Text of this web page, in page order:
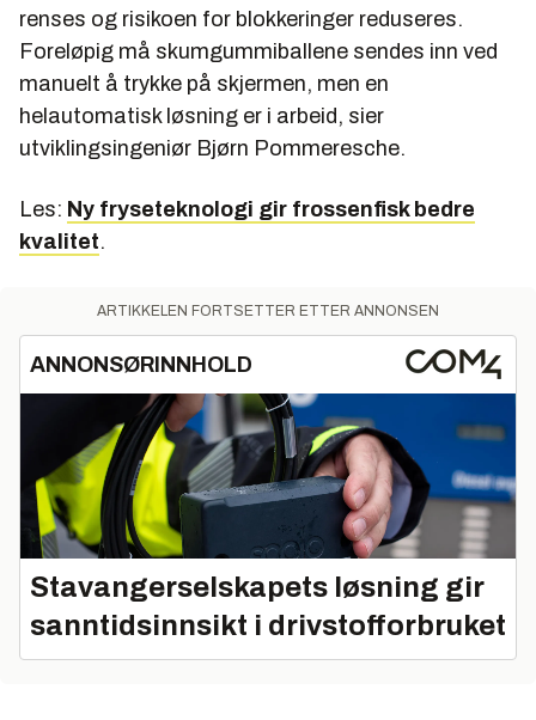
renses og risikoen for blokkeringer reduseres.
Foreløpig må skumgummiballene sendes inn ved
manuelt å trykke på skjermen, men en
helautomatisk løsning er i arbeid, sier
utviklingsingeniør Bjørn Pommeresche.
Les: Ny fryseteknologi gir frossenfisk bedre
kvalitet.
ARTIKKELEN FORTSETTER ETTER ANNONSEN
ANNONSØRINNHOLD
Stavangerselskapets løsning gir
sanntidsinnsikt i drivstofforbruket